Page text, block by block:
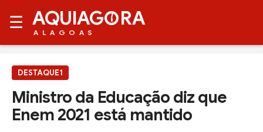
☰ AQUIAG RA
ALAGOAS
DESTAQUE1
Ministro da Educação diz que
Enem 2021 está mantido